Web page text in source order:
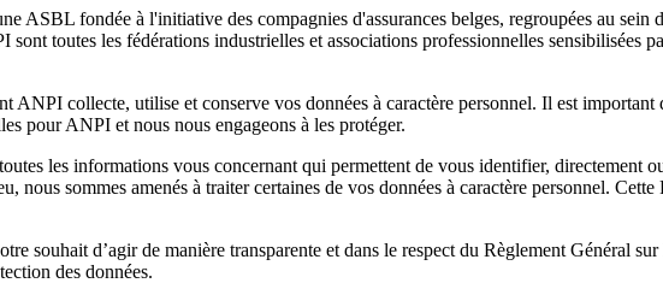
ASBL fondée à l'initiative des compagnies d'assurances belges, regroupées au
toutes les fédérations industrielles et associations professionnelles sensibilisées
collecte, utilise et conserve vos données à caractère personnel. Il est important
pour ANPI et nous nous engageons à les protéger.
les informations vous concernant qui permettent de vous identifier, directement
nous sommes amenés à traiter certaines de vos données à caractère personnel.
souhait d’agir de manière transparente et dans le respect du Règlement Général
des données.